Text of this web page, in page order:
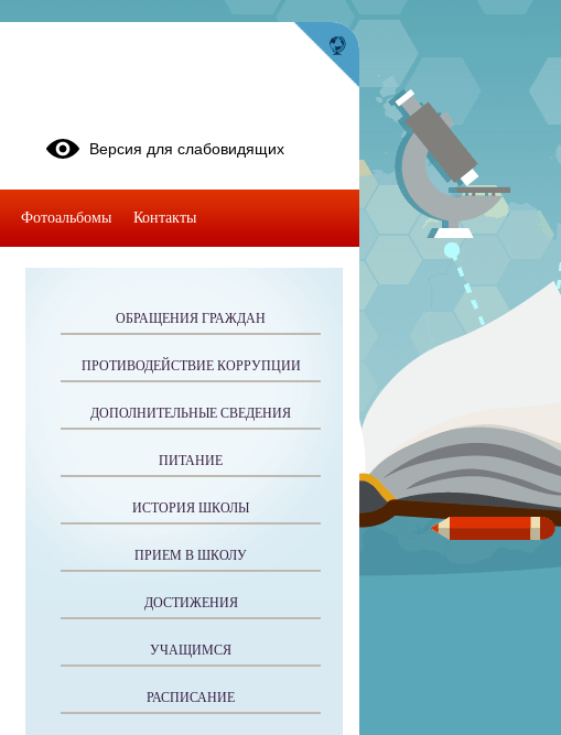
ОБРАЩЕНИЯ ГРАЖДАН
ПРОТИВОДЕЙСТВИЕ КОРРУПЦИИ
ДОПОЛНИТЕЛЬНЫЕ СВЕДЕНИЯ
ПИТАНИЕ
ИСТОРИЯ ШКОЛЫ
ПРИЕМ В ШКОЛУ
ДОСТИЖЕНИЯ
УЧАЩИМСЯ
РАСПИСАНИЕ
Версия для слабовидящих
Фотоальбомы Контакты